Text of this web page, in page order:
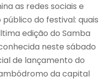
as redes sociais e
do festival: quais
edição do Samba
neste sábado
de lançamento do
da capital